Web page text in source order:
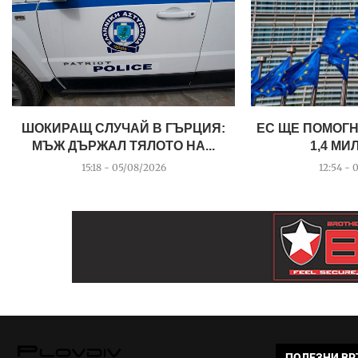
ШОКИРАЩ СЛУЧАЙ В ГЪРЦИЯ:
МЪЖ ДЪРЖАЛ ТЯЛОТО НА...
15:18 - 05/08/2026
ЕС ЩЕ
1,4
12:54 -